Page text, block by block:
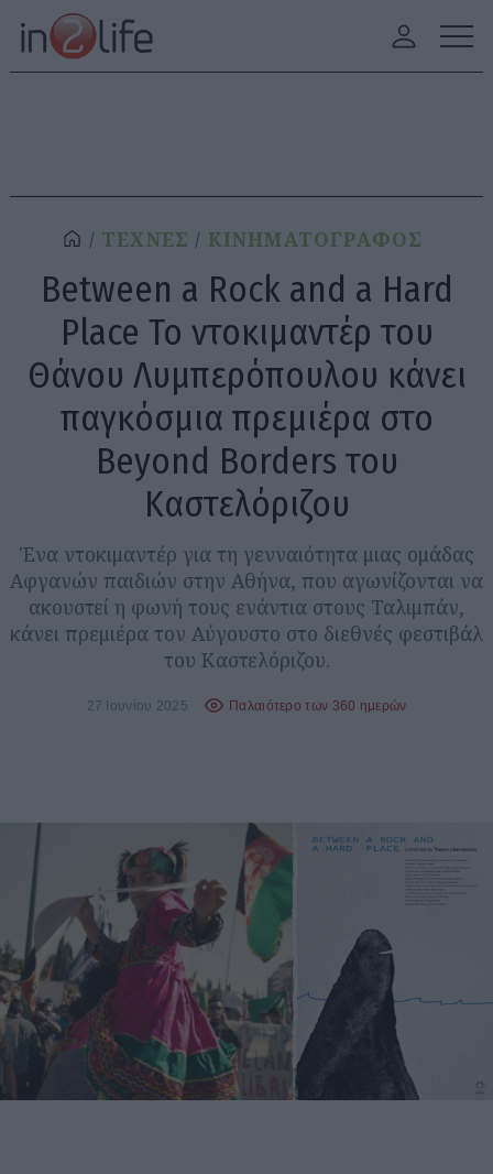
ΤΕΧΝΕΣ ΚΙΝΗΜΑΤΟΓΡΑΦΟΣ
Between a Rock and a Hard
Place Το ντοκιμαντέρ του
Θάνου Λυμπερόπουλου κάνει
παγκόσμια πρεμιέρα στο
Beyond Borders του
Καστελόριζου
Ένα ντοκιμαντέρ για τη γενναιότητα μιας ομάδας
Αφγανών παιδιών στην Αθήνα, που αγωνίζονται να
ακουστεί η φωνή τους ενάντια στους Ταλιμπάν,
κάνει πρεμιέρα τον Αύγουστο στο διεθνές φεστιβάλ
του Καστελόριζου.
27 Ιουνίου 2025 Παλαιότερο των 360 ημερών